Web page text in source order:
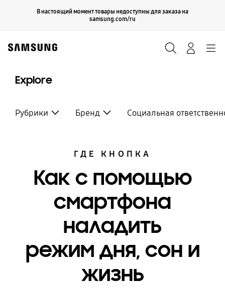
В настоящий момент товары недоступны для заказа на
samsung.com/ru
Продолжить
Explore
Рубрики Бренд Социальная
ГДЕ КНОПКА
Как с помощью
смартфона
наладить
режим дня, сон и
жизнь